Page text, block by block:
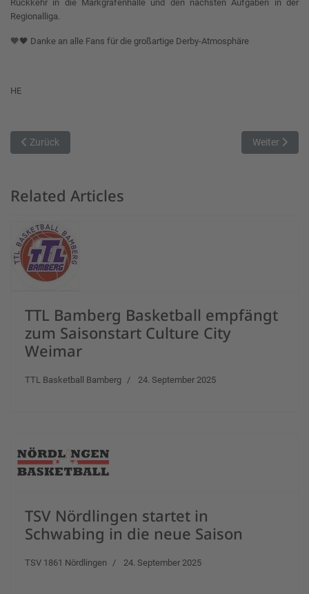
Rückkehr in die Markgrafenhalle und den nächsten Aufgaben in der
Regionalliga.
🧡🖤 Danke an alle Fans für die großartige Derby-Atmosphäre
HE
Vorheriger Beitrag: Rockets verlieren in Veitshöchheim
Zurück Nächster
Weiter
Related Articles
TTL Bamberg Basketball empfängt
zum Saisonstart Culture City
Weimar
TTL Basketball Bamberg 24. September 2025
TSV Nördlingen startet in
Schwabing in die neue Saison
TSV 1861 Nördlingen 24. September 2025